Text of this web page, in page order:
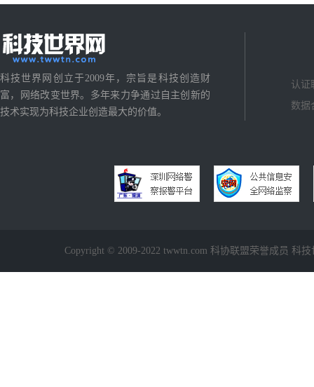
科技世界网创立于2009年，宗旨是科技创造财
富，网络改变世界。多年来力争通过自主创新的
技术实现为科技企业创造最大的价值。
认证
数据
Copyright © 2009-2022 twwtn.com 科协联盟荣誉成员 科